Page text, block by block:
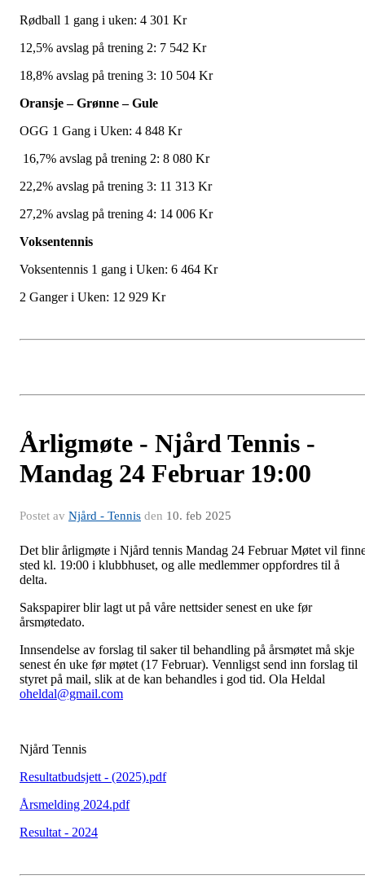
Rødball 1 gang i uken: 4 301 Kr
12,5% avslag på trening 2: 7 542 Kr
18,8% avslag på trening 3: 10 504 Kr
Oransje – Grønne – Gule
OGG 1 Gang i Uken: 4 848 Kr
16,7% avslag på trening 2: 8 080 Kr
22,2% avslag på trening 3: 11 313 Kr
27,2% avslag på trening 4: 14 006 Kr
Voksentennis
Voksentennis 1 gang i Uken: 6 464 Kr
2 Ganger i Uken: 12 929 Kr
Årligmøte - Njård Tennis -
Mandag 24 Februar 19:00
Postet av Njård - Tennis den 10. feb 2025
Det blir årligmøte i Njård tennis Mandag 24 Februar Møtet vil
sted kl. 19:00 i klubbhuset, og alle medlemmer oppfordres til å
delta.
Sakspapirer blir lagt ut på våre nettsider senest en uke før
årsmøtedato.
Innsendelse av forslag til saker til behandling på årsmøtet må skje
senest én uke før møtet (17 Februar). Vennligst send inn forslag til
styret på mail, slik at de kan behandles i god tid. Ola Heldal
oheldal@gmail.com
Njård Tennis
Resultatbudsjett - (2025).pdf
Årsmelding 2024.pdf
Resultat - 2024